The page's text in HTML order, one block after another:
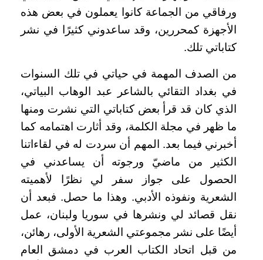
ورفاقي من الجماعة كانوا يعملون في بعض هذه
الأجهزة كمحررين، وقد ساعدوني كثيرًا في نشر
كتاباتي تلك.
من الصدف المهمة في حياتي في تلك السنوات
في بغداد التقائي بالشاعر عبد الوهاب البياتي،
الذي كان قد قرأ بعض كتاباتي التي نشرت ومنها
ما ظهر في مجلة الكلمة، وقد أثارت اهتمامه كما
أخبرني فيما بعد. المهم أن سردت له في لقاءاتنا
الكثير من ماضيّ ورجوته أن يساعدني في
الحصول على جواز سفر لي نظرًا لأهميته
الشعرية ونفوذه الأدبي. وهذا ما حصل. فبعد أن
نقل قصائد لي ونشرها في سوريا ولبنان، عمل
أيضًا على نشر مجموعتي الشعرية الأولى، رهائن،
من قبل اتحاد الكتاب العرب في دمشق العام